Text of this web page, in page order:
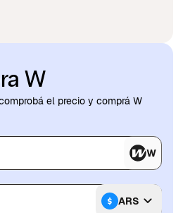
W
el precio y comprá W
W
ARS